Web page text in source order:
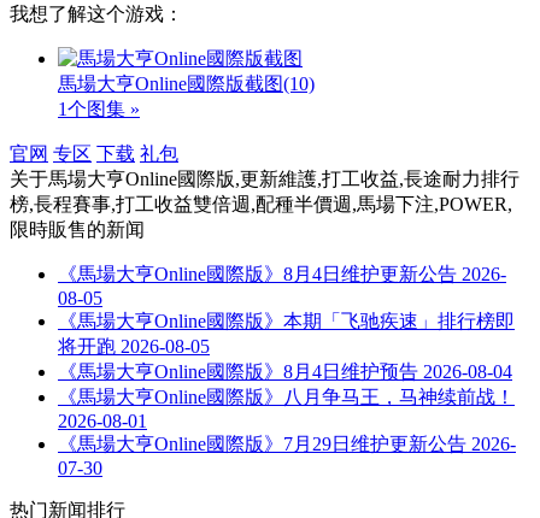
我想了解这个游戏：
馬場大亨Online國際版截图(10)
1个图集 »
官网 专区 下载 礼包
关于馬場大亨Online國際版,更新維護,打工收益,長途耐力排行
榜,長程賽事,打工收益雙倍週,配種半價週,馬場下注,POWER,
限時販售的新闻
《馬場大亨Online國際版》8月4日维护更新公告 2026-
08-05
《馬場大亨Online國際版》本期「飞驰疾速」排行榜即
将开跑 2026-08-05
《馬場大亨Online國際版》8月4日维护预告 2026-08-04
《馬場大亨Online國際版》八月争马王，马神续前战！
2026-08-01
《馬場大亨Online國際版》7月29日维护更新公告 2026-
07-30
热门新闻排行